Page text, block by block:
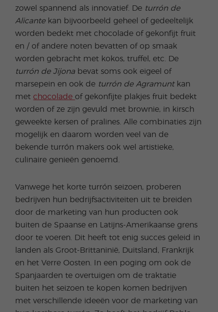
zowel spannend als innovatief. De turrón de
Alicantekan bijvoorbeeld geheel of gedeeltelijk
worden bedekt met chocolade of gekonfijt fruit
en / of andere noten bevatten of op smaak
worden gebracht met kokos, truffel, etc. De
turrón de Jijonabevat soms ook eigeel of
marsepein en ook de turrón de Agramuntkan
metchocoladeof gekonfijte plakjes fruit bedekt
worden of ze zijn gevuld met brownie, in kirsch
geweekte kersen of pralines. Alle combinaties zijn
mogelijk en daarom worden veel van de
bekende turrón makers ook wel artistieke,
culinaire genieën genoemd.
Vanwege het korte turrón seizoen, proberen
bedrijven hun bedrijfsactiviteiten uit te breiden
door de marketing van hun producten ook
buiten de Spaanse en Latijns-Amerikaanse grens
door te voeren. Dit heeft tot enig succes geleid in
landen als Groot-Brittaninië, Duitsland, Frankrijk
en het Verre Oosten. In een poging om ook de
Spanjaarden te overtuigen om de traktatie
buiten het seizoen te kopen komen bedrijven
met verschillende ideeën voor de marketing van